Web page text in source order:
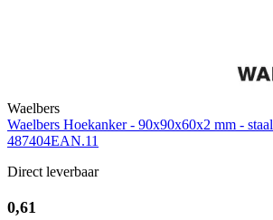
Waelbers
Waelbers Hoekanker - 90x90x60x2 mm -
487404EAN.11
Direct leverbaar
0,61